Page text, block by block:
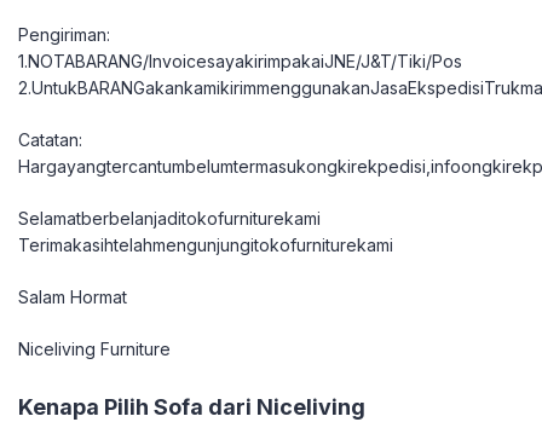
Pengiriman:
1.NOTABARANG/InvoicesayakirimpakaiJNE/J&T/Tiki/Pos
Catatan:
Selamatberbelanjaditokofurniturekami
Terimakasihtelahmengunjungitokofurniturekami
Salam Hormat
Niceliving Furniture
Kenapa Pilih Sofa dari Niceliving